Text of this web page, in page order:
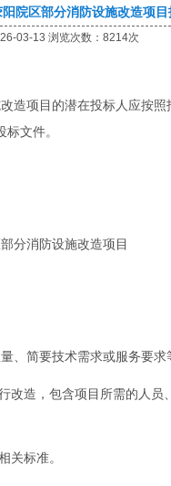
院区部分消防设施改造项
03-13 浏览次数：8214次
造项目 的潜在投标人 应按照
文件。
分消防设施改造项目
、简要技术需求或服务要求
改造，包含项目所需的 人员
关标准。